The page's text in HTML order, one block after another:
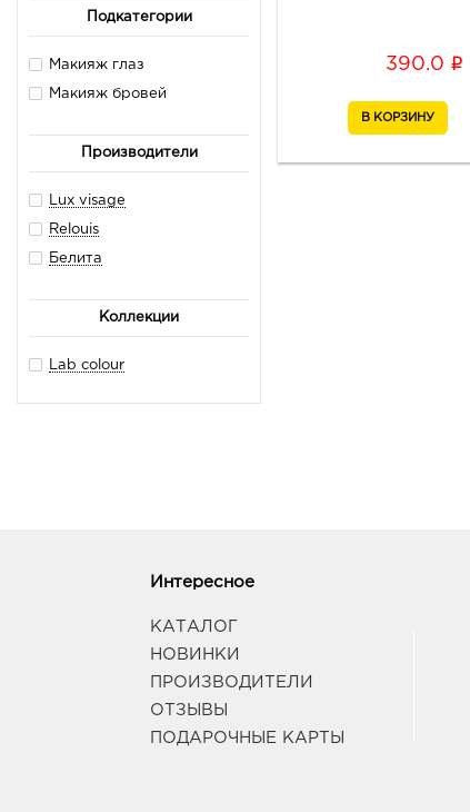
Подкатегории
Макияж глаз
Макияж бровей
Производители
Lux visage
Relouis
Белита
Коллекции
Lab colour
390.0 i
Интересное
КАТАЛОГ
НОВИНКИ
ПРОИЗВОДИТЕЛИ
ОТЗЫВЫ
ПОДАРОЧНЫЕ КАРТЫ